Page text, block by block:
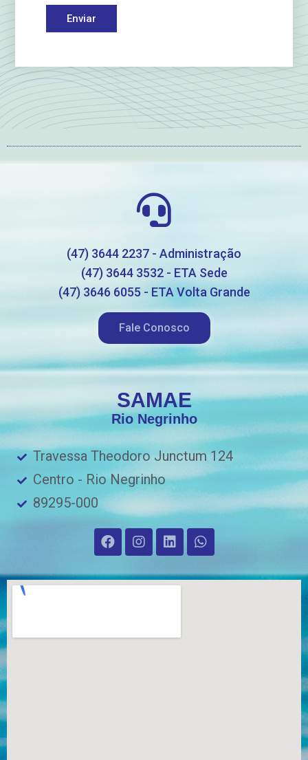
Enviar
(47) 3644 2237 - Administração
(47) 3644 3532 - ETA Sede
(47) 3646 6055 - ETA Volta Grande
Fale Conosco
SAMAE
Rio Negrinho
Travessa Theodoro Junctum 124
Centro - Rio Negrinho
89295-000